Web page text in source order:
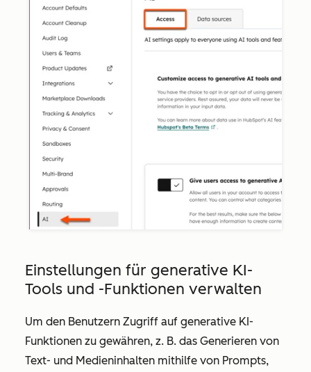
Einstellungen für generative KI-
Tools und -Funktionen verwalten
Um den Benutzern Zugriff auf generative KI-
Funktionen zu gewähren, z. B. das Generieren von
Text- und Medieninhalten mithilfe von Prompts,